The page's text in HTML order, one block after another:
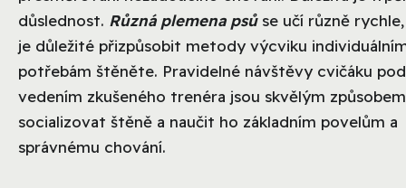
důslednost. Různá plemena psůse učí různě
je důležité přizpůsobit metody výcviku
potřebám štěněte. Pravidelné návštěvy cvičáku pod
vedením zkušeného trenéra jsou skvělým
socializovat štěně a naučit ho základním povelům a
správnému chování.